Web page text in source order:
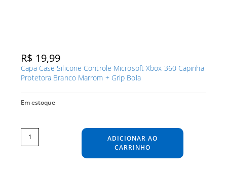
R$ 19,99
Capa Case Silicone Controle Microsoft Xbox 360 Capinha
Protetora Branco Marrom + Grip Bola
Em estoque
Capa
Case
Silicone
Controle
Xbox
ADICIONAR AO
CARRINHO